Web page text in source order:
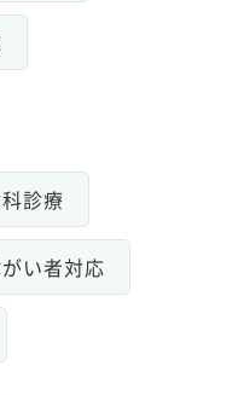
診療
い者対応